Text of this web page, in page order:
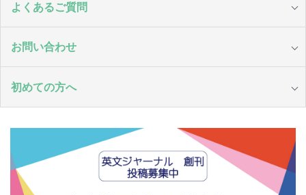
よくあるご質問
お問い合わせ
初めての方へ